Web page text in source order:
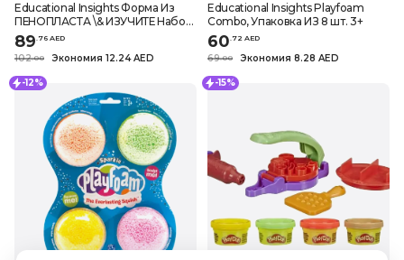
Educational Insights Форма Из
ПЕНОПЛАСТА \& ИЗУЧИТЕ Набор
Алфавита Из 26 Букв С разными
Цветами И Набором КАРТОЧЕК
3+
89.76 AED
102.00 Экономия 12.24 AED
Educational Insights Playfoam
Combo, Упаковка ИЗ 8 шт. 3+
60.72 AED
69.00 Экономия 8.28 AED
-12% -15%